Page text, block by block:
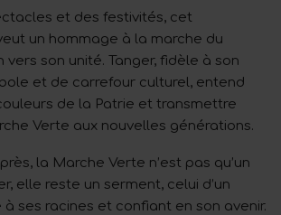
et des festivités, cet
un hommage à la marche du
vers son unité. Tanger, fidèle à son
et de carrefour culturel, entend
de la Patrie et transmettre
Verte aux nouvelles générations.
la Marche Verte n’est pas qu’un
elle reste un serment, celui d’un
à ses racines et confiant en son avenir.